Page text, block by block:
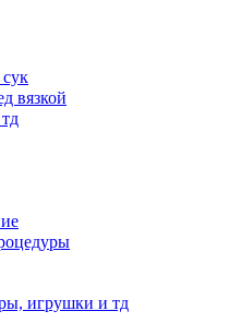
вязкой
игрушки и тд